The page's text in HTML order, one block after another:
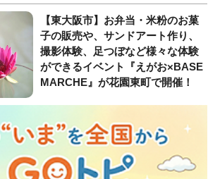
【東大阪市】お弁当・米粉のお菓
子の販売や、サンドアート作り、
撮影体験、足つぼなど様々な体験
ができるイベント『えがお×BASE
MARCHE』が花園東町で開催！